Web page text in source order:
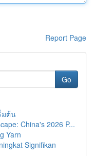
Report Page
Go
มต้น
China's 2026 P...
Yarn
Signifikan